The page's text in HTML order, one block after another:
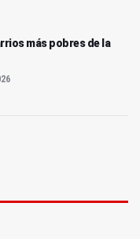
más pobres de la